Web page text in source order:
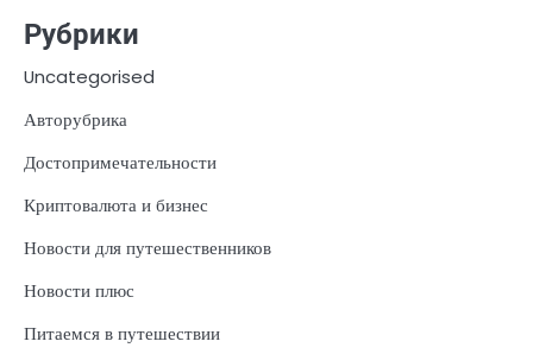
Рубрики
Uncategorised
Авторубрика
Достопримечательности
Криптовалюта и бизнес
Новости для путешественников
Новости плюс
Питаемся в путешествии